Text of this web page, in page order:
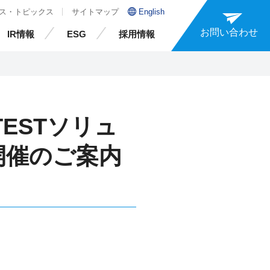
IR情報 ESG 採用情報
・トピックス サイトマップ English
お問い合わせ
ソリュ
のご案内